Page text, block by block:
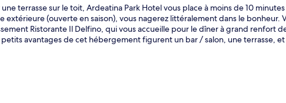
terrasse sur le toit, Ardeatina Park Hotel vous place à moins de 10
extérieure (ouverte en saison), vous nagerez littéralement dans le bonheur.
Ristorante Il Delfino, qui vous accueille pour le dîner à grand renfort
petits avantages de cet hébergement figurent un bar / salon, une terrasse,